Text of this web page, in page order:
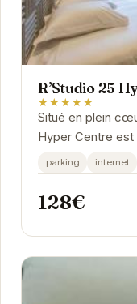
R’Studio 25
★★★★★
Situé en plein
Hyper Centre est
souhaitant
parking internet
128€